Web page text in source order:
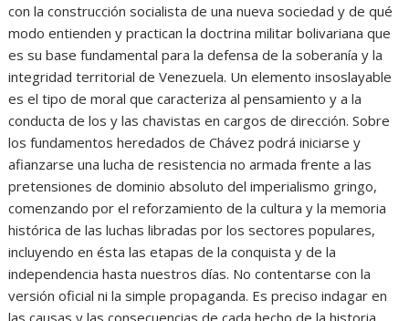
con la construcción socialista de una nueva sociedad y de qué
modo entienden y practican la doctrina militar bolivariana que
es su base fundamental para la defensa de la soberanía y la
integridad territorial de Venezuela. Un elemento insoslayable
es el tipo de moral que caracteriza al pensamiento y a la
conducta de los y las chavistas en cargos de dirección. Sobre
los fundamentos heredados de Chávez podrá iniciarse y
afianzarse una lucha de resistencia no armada frente a las
pretensiones de dominio absoluto del imperialismo gringo,
comenzando por el reforzamiento de la cultura y la memoria
histórica de las luchas libradas por los sectores populares,
incluyendo en ésta las etapas de la conquista y de la
independencia hasta nuestros días. No contentarse con la
versión oficial ni la simple propaganda. Es preciso indagar en